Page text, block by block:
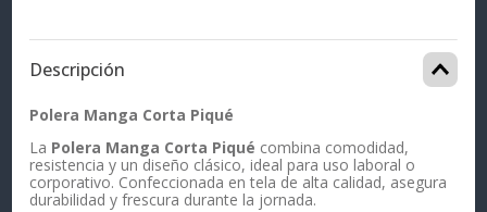
Descripción
Polera Manga Corta Piqué
La Polera Manga Corta Piqué combina comodidad,
resistencia y un diseño clásico, ideal para uso laboral o
corporativo. Confeccionada en tela de alta calidad, asegura
durabilidad y frescura durante la jornada.